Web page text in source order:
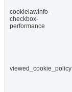
cookielawinfo-
checkbox-
performance
viewed_cookie_policy